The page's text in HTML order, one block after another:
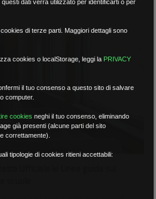
Ufficiale le Linee guida sui
dati verrà utilizzato per identificarti o per
di terze parti. Maggiori dettagli sono
cookies o localStorage, leggi la PRIVACY
il tuo consenso a questo sito di salvare
computer.
cookies neghi il tuo consenso, eliminando
già presenti (alcune parti del sito
correttamente).
tipologie di cookies ritieni accettabili: